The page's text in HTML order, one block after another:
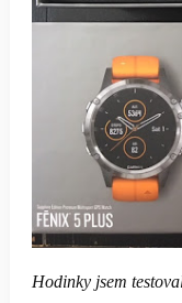
Hodinky jsem